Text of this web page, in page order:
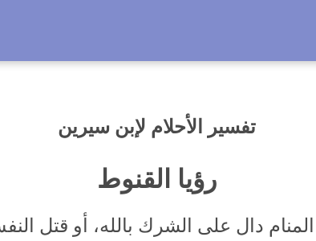
تفسير الأحلام لإبن سيرين
رؤيا القنوط
دال على الشرك بالله، أو قتل